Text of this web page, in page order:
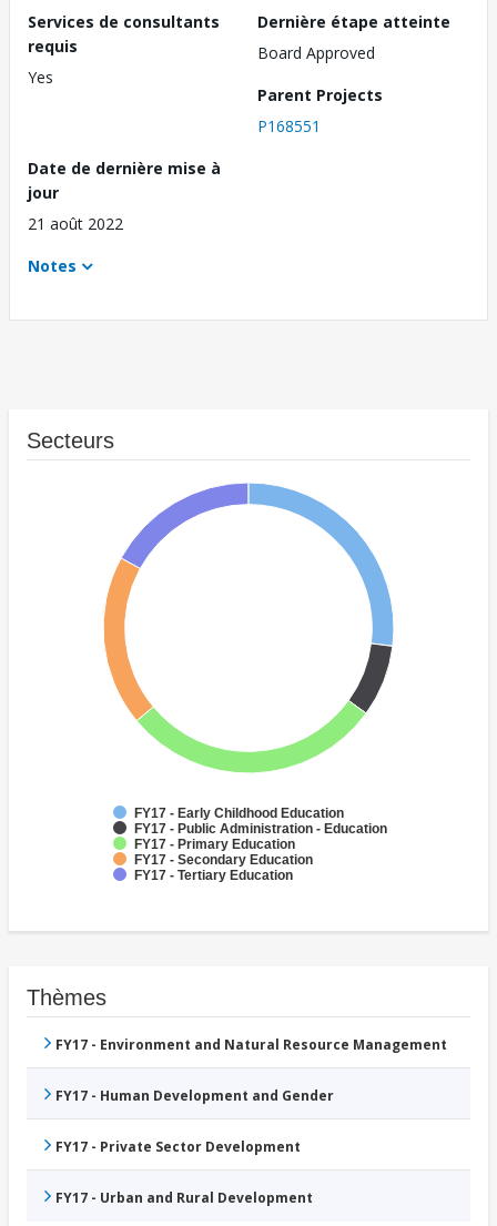
Services de consultants
requis
Yes
Dernière étape atteinte
Board Approved
Parent Projects
P168551
Date de dernière mise à
jour
21 août 2022
Notes
Secteurs
FY17 - Early Childhood Education
FY17 - Public Administration - Education
FY17 - Primary Education
FY17 - Secondary Education
FY17 - Tertiary Education
Thèmes
FY17 - Environment and Natural Resource Management
FY17 - Human Development and Gender
FY17 - Private Sector Development
FY17 - Urban and Rural Development